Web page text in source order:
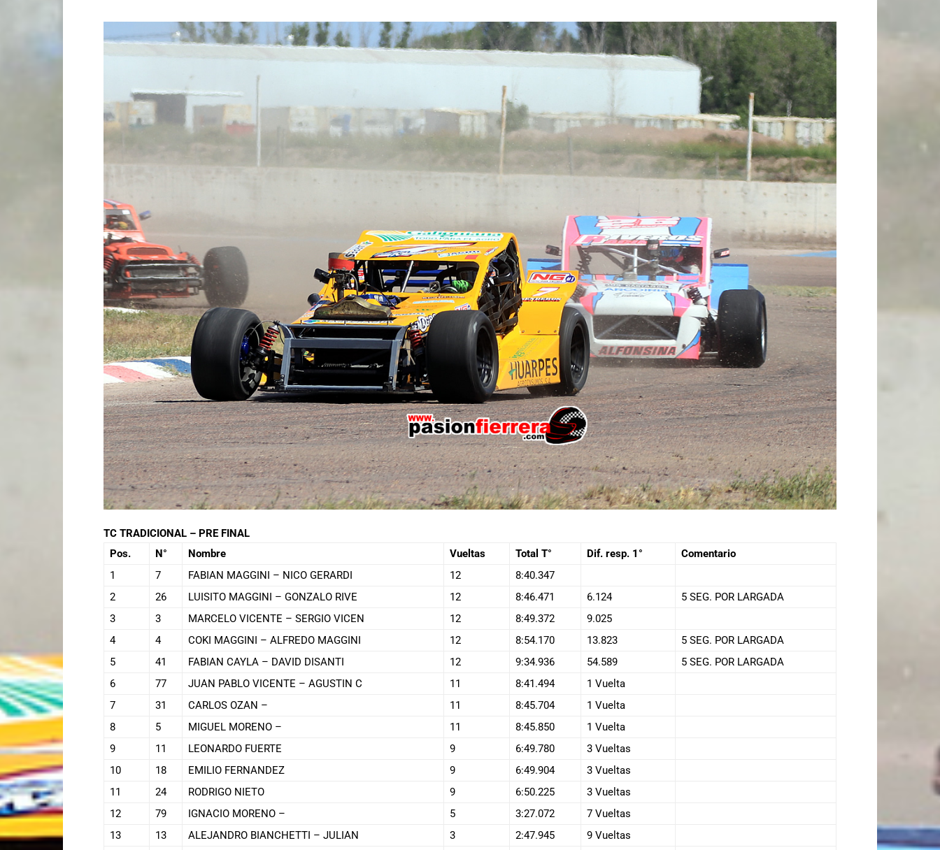
TC TRADICIONAL – PRE FINAL
Pos.
N° Nombre Vueltas Total T° Dif. resp. 1°
Comentario
1
7 FABIAN MAGGINI – NICO GERARDI 12
8:40.347
2
26 LUISITO MAGGINI – GONZALO RIVE 12 8:46.471 6.124
5 SEG. POR LARGADA
3
3 MARCELO VICENTE – SERGIO VICEN 12 8:49.372
9.025
4
4 COKI MAGGINI – ALFREDO MAGGINI 12 8:54.170 13.823
5 SEG. POR LARGADA
5
41 FABIAN CAYLA – DAVID DISANTI 12 9:34.936 54.589
5 SEG. POR LARGADA
6
77 JUAN PABLO VICENTE – AGUSTIN C 11 8:41.494
1 Vuelta
7
31 CARLOS OZAN – 11 8:45.704
1 Vuelta
8
5 MIGUEL MORENO – 11 8:45.850
1 Vuelta
9
11 LEONARDO FUERTE 9 6:49.780
3 Vueltas
10
18 EMILIO FERNANDEZ 9 6:49.904
3 Vueltas
11
24 RODRIGO NIETO 9 6:50.225
3 Vueltas
12
79 IGNACIO MORENO – 5 3:27.072
7 Vueltas
13
13 ALEJANDRO BIANCHETTI – JULIAN 3 2:47.945
9 Vueltas